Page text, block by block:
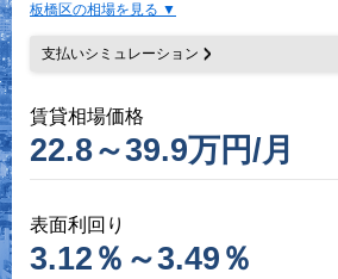
板橋区の相場を見る
支払いシミュレーション
賃貸相場価格
22.8～39.9万円/月
表面利回り
3.12％～3.49％